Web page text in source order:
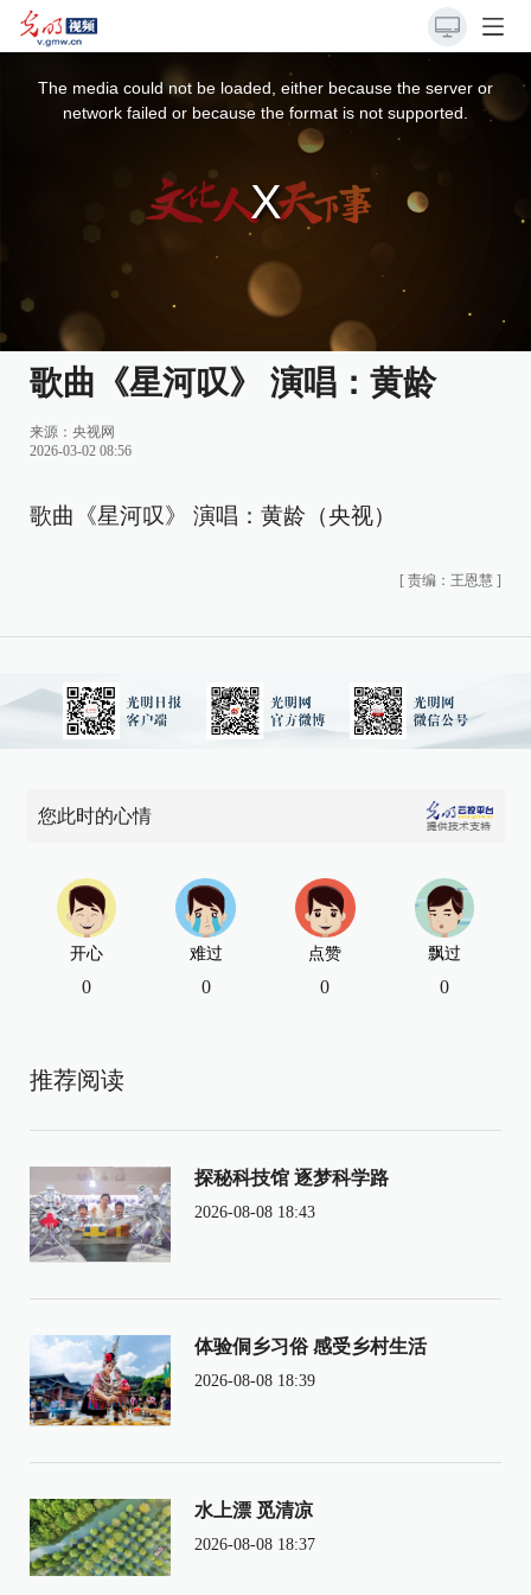
The media could not be loaded, either because the server or
network failed or because the format is not supported.
歌曲《星河叹》 演唱：黄龄
来源： 央视网
2026-03-02 08:56
歌曲《星河叹》 演唱：黄龄（央视）
[ 责编：王恩慧 ]
您此时的心情
开心
0
难过
0
点赞
0
飘过
0
推荐阅读
探秘科技馆 逐梦科学路
2026-08-08 18:43
体验侗乡习俗 感受乡村生活
2026-08-08 18:39
水上漂 觅清凉
2026-08-08 18:37